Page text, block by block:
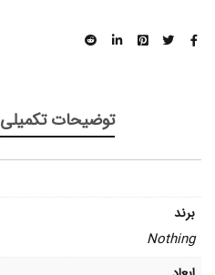
توضیحات تکمیلی
برند
Nothing